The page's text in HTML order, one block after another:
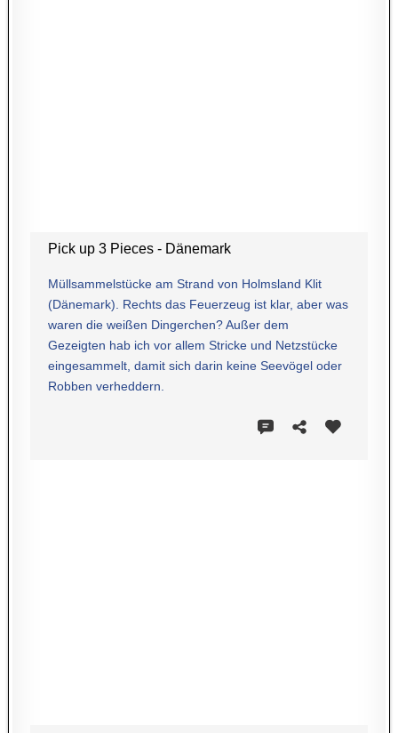
Pick up 3 Pieces - Dänemark
Müllsammelstücke am Strand von Holmsland Klit
(Dänemark). Rechts das Feuerzeug ist klar, aber was
waren die weißen Dingerchen? Außer dem
Gezeigten hab ich vor allem Stricke und Netzstücke
eingesammelt, damit sich darin keine Seevögel oder
Robben verheddern.